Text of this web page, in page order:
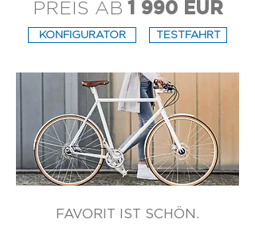
PREIS AB 1 990 EUR
FAVORIT IST SCHÖN.
TESTFAHRT
KONFIGURATOR